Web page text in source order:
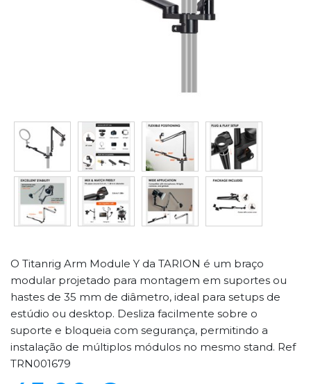
O Titanrig Arm Module Y da TARION é um braço
modular projetado para montagem em suportes ou
hastes de 35 mm de diâmetro, ideal para setups de
estúdio ou desktop. Desliza facilmente sobre o
suporte e bloqueia com segurança, permitindo a
instalação de múltiplos módulos no mesmo stand. Ref
TRN001679